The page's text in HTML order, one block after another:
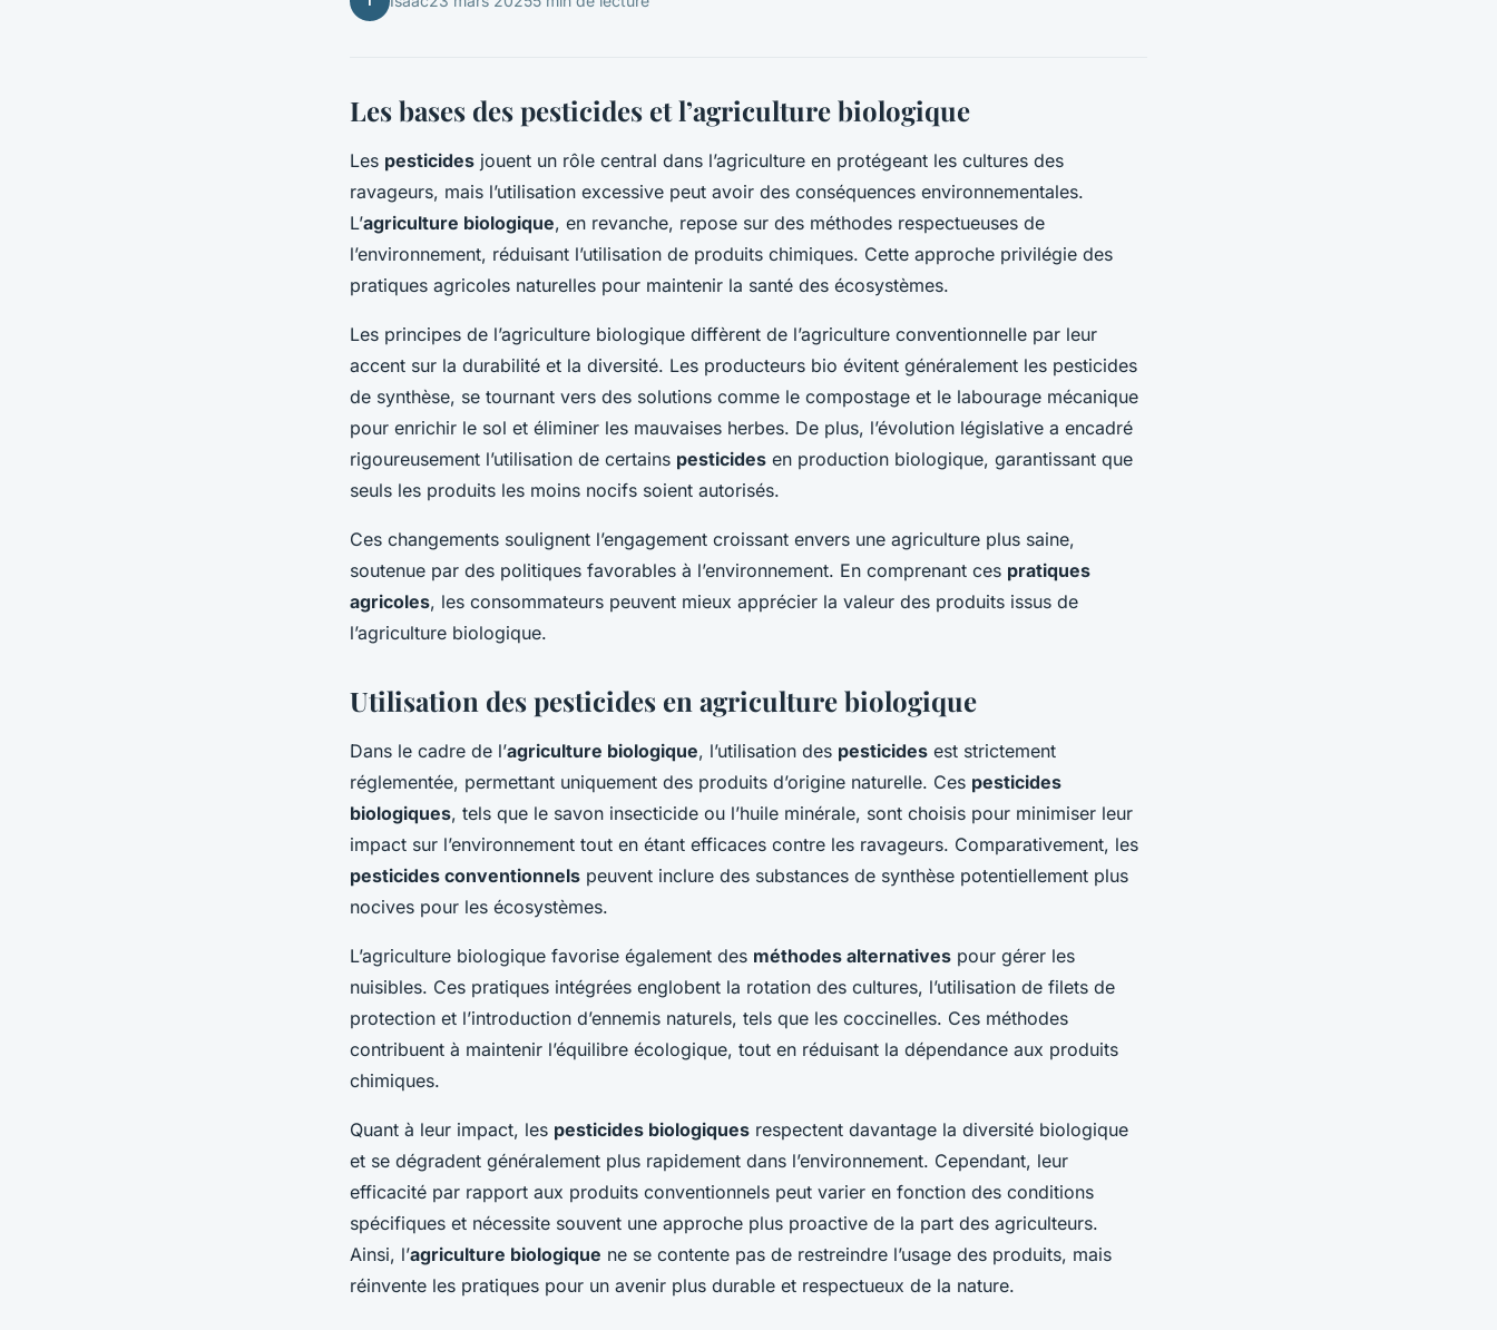
Les bases des pesticides et l’agriculture biologique
Les pesticides jouent un rôle central dans l’agriculture en protégeant les cultures des
ravageurs, mais l’utilisation excessive peut avoir des conséquences environnementales.
L’agriculture biologique, en revanche, repose sur des méthodes respectueuses de
l’environnement, réduisant l’utilisation de produits chimiques. Cette approche privilégie des
pratiques agricoles naturelles pour maintenir la santé des écosystèmes.
Les principes de l’agriculture biologique diffèrent de l’agriculture conventionnelle par leur
accent sur la durabilité et la diversité. Les producteurs bio évitent généralement les pesticides
de synthèse, se tournant vers des solutions comme le compostage et le labourage mécanique
pour enrichir le sol et éliminer les mauvaises herbes. De plus, l’évolution législative a encadré
rigoureusement l’utilisation de certains pesticides en production biologique, garantissant que
seuls les produits les moins nocifs soient autorisés.
Ces changements soulignent l’engagement croissant envers une agriculture plus saine,
soutenue par des politiques favorables à l’environnement. En comprenant ces pratiques
agricoles, les consommateurs peuvent mieux apprécier la valeur des produits issus de
l’agriculture biologique.
Utilisation des pesticides en agriculture biologique
Dans le cadre de l’agriculture biologique, l’utilisation des pesticides est strictement
réglementée, permettant uniquement des produits d’origine naturelle. Ces pesticides
biologiques, tels que le savon insecticide ou l’huile minérale, sont choisis pour minimiser leur
impact sur l’environnement tout en étant efficaces contre les ravageurs. Comparativement, les
pesticides conventionnels peuvent inclure des substances de synthèse potentiellement plus
nocives pour les écosystèmes.
L’agriculture biologique favorise également des méthodes alternatives pour gérer les
nuisibles. Ces pratiques intégrées englobent la rotation des cultures, l’utilisation de filets de
protection et l’introduction d’ennemis naturels, tels que les coccinelles. Ces méthodes
contribuent à maintenir l’équilibre écologique, tout en réduisant la dépendance aux produits
chimiques.
Quant à leur impact, les pesticides biologiques respectent davantage la diversité biologique
et se dégradent généralement plus rapidement dans l’environnement. Cependant, leur
efficacité par rapport aux produits conventionnels peut varier en fonction des conditions
spécifiques et nécessite souvent une approche plus proactive de la part des agriculteurs.
Ainsi, l’agriculture biologique ne se contente pas de restreindre l’usage des produits, mais
réinvente les pratiques pour un avenir plus durable et respectueux de la nature.